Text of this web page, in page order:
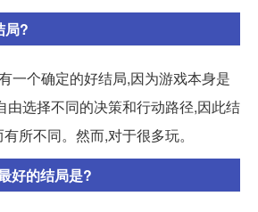
局?
一个确定的好结局,因为游戏本身是
由选择不同的决策和行动路径,因此结
所不同。然而,对于很多玩。
好的结局是?